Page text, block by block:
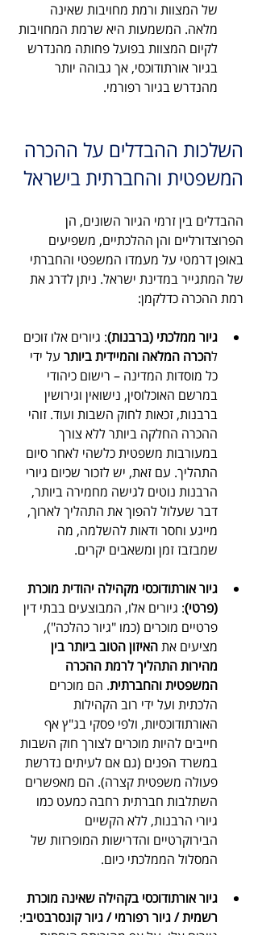
של המצוות ורמת מחויבות שאינה
מלאה. המשמעות היא שרמת המחויבות
לקיום המצוות בפועל פחותה מהנדרש
בגיור אורתודוכסי, אך גבוהה יותר
מהנדרש בגיור רפורמי.
השלכות ההבדלים על ההכרה
המשפטית והחברתית בישראל
ההבדלים בין זרמי הגיור השונים, הן
הפרוצדורליים והן ההלכתיים, משפיעים
באופן דרמטי על מעמדו המשפטי והחברתי
של המתגייר במדינת ישראל. ניתן לדרג את
רמת ההכרה כדלקמן:
גיור ממלכתי (ברבנות): גיורים אלו זוכים
להכרה המלאה והמיידית ביותר על ידי
כל מוסדות המדינה – רישום כיהודי
במרשם האוכלוסין, נישואין וגירושין
ברבנות, זכאות לחוק השבות ועוד. זוהי
ההכרה החלקה ביותר ללא צורך
במעורבות משפטית כלשהי לאחר סיום
התהליך. עם זאת, יש לזכור שכיום גיורי
הרבנות נוטים לגישה מחמירה ביותר,
דבר שעלול להפוך את התהליך לארוך,
מייגע וחסר ודאות להשלמה, מה
שמבזבז זמן ומשאבים יקרים.
גיור אורתודוכסי מקהילה יהודית מוכרת
(פרטי): גיורים אלו, המבוצעים בבתי דין
פרטיים מוכרים (כמו "גיור כהלכה"),
מציעים את האיזון הטוב ביותר בין
מהירות התהליך לרמת ההכרה
המשפטית והחברתית. הם מוכרים
הלכתית ועל ידי רוב הקהילות
האורתודוכסיות, ולפי פסקי בג"ץ אף
חייבים להיות מוכרים לצורך חוק השבות
במשרד הפנים (גם אם לעיתים נדרשת
פעולה משפטית קצרה). הם מאפשרים
השתלבות חברתית רחבה כמעט כמו
גיורי הרבנות, ללא הקשיים
הבירוקרטיים והדרישות המופרזות של
המסלול הממלכתי כיום.
גיור אורתודוכסי בקהילה שאינה מוכרת
רשמית / גיור רפורמי / גיור קונסרבטיבי: